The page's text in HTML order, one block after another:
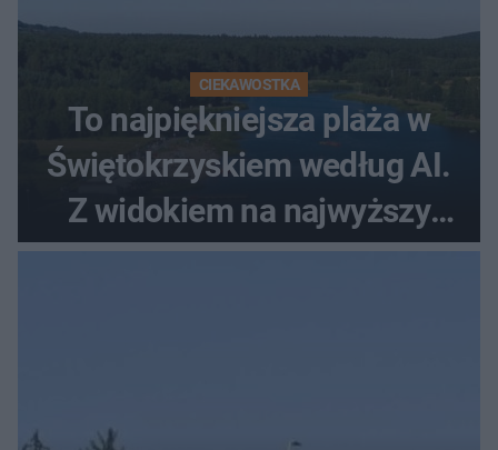
CIEKAWOSTKA
To najpiękniejsza plaża w
Świętokrzyskiem według AI.
Z widokiem na najwyższy
szczyt Gór Świętokrzyskich